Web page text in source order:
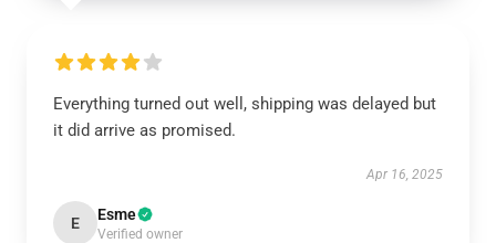
Everything turned out well, shipping was delayed but
it did arrive as promised.
Apr 16, 2025
E Esme
Verified owner